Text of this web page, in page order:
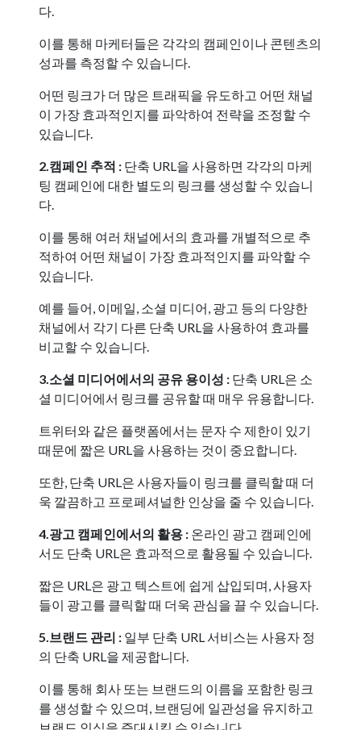
다.
이를 통해 마케터들은 각각의 캠페인이나 콘텐츠의
성과를 측정할 수 있습니다.
어떤 링크가 더 많은 트래픽을 유도하고 어떤 채널
이 가장 효과적인지를 파악하여 전략을 조정할 수
있습니다.
2.캠페인 추적 : 단축 URL을 사용하면 각각의 마케
팅 캠페인에 대한 별도의 링크를 생성할 수 있습니
다.
이를 통해 여러 채널에서의 효과를 개별적으로 추
적하여 어떤 채널이 가장 효과적인지를 파악할 수
있습니다.
예를 들어, 이메일, 소셜 미디어, 광고 등의 다양한
채널에서 각기 다른 단축 URL을 사용하여 효과를
비교할 수 있습니다.
3.소셜 미디어에서의 공유 용이성 : 단축 URL은 소
셜 미디어에서 링크를 공유할 때 매우 유용합니다.
트위터와 같은 플랫폼에서는 문자 수 제한이 있기
때문에 짧은 URL을 사용하는 것이 중요합니다.
또한, 단축 URL은 사용자들이 링크를 클릭할 때 더
욱 깔끔하고 프로페셔널한 인상을 줄 수 있습니다.
4.광고 캠페인에서의 활용 : 온라인 광고 캠페인에
서도 단축 URL은 효과적으로 활용될 수 있습니다.
짧은 URL은 광고 텍스트에 쉽게 삽입되며, 사용자
들이 광고를 클릭할 때 더욱 관심을 끌 수 있습니다.
5.브랜드 관리 : 일부 단축 URL 서비스는 사용자 정
의 단축 URL을 제공합니다.
이를 통해 회사 또는 브랜드의 이름을 포함한 링크
를 생성할 수 있으며, 브랜딩에 일관성을 유지하고